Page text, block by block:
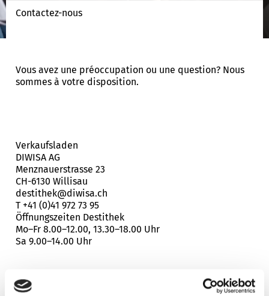
Contactez-nous
Vous avez une préoccupation ou une question? Nous
sommes à votre disposition.
Verkaufsladen
DIWISA AG
Menznauerstrasse 23
CH-6130 Willisau
destithek@diwisa.ch
T +41 (0)41 972 73 95
Öffnungszeiten Destithek
Mo–Fr 8.00–12.00, 13.30–18.00 Uhr
Sa 9.00–14.00 Uhr